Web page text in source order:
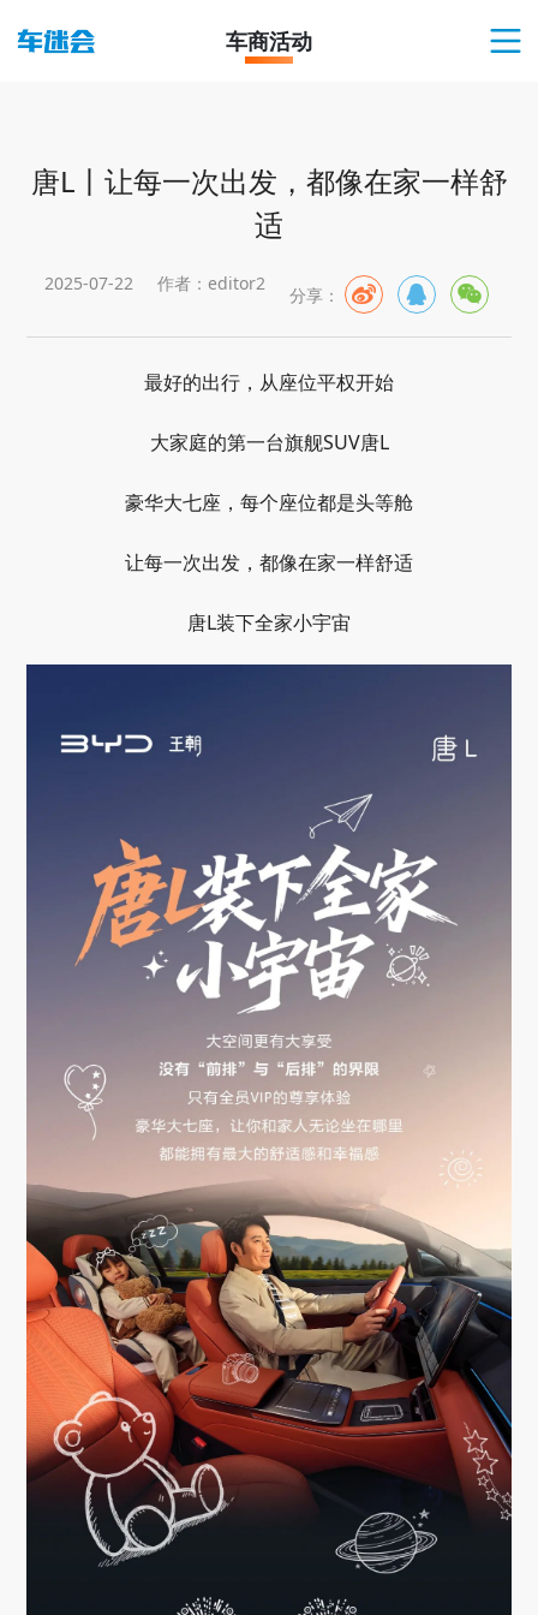
车商活动
唐L丨让每一次出发，都像在家一样舒
适
2025-07-22 作者：editor2 分享：
最好的出行，从座位平权开始
大家庭的第一台旗舰SUV唐L
豪华大七座，每个座位都是头等舱
让每一次出发，都像在家一样舒适
唐L装下全家小宇宙